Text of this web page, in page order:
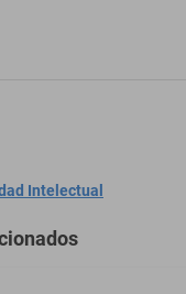
Mack Rb 1980-2024
Intelectual